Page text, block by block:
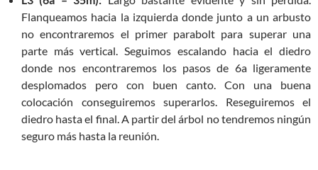
Flanqueamos hacia la izquierda donde junto a un arbusto
no encontraremos el primer parabolt para superar una
parte más vertical. Seguimos escalando hacia el diedro
donde nos encontraremos los pasos de 6a ligeramente
desplomados pero con buen canto. Con una buena
colocación conseguiremos superarlos. Reseguiremos el
diedro hasta el final. A partir del árbol no tendremos ningún
seguro más hasta la reunión.